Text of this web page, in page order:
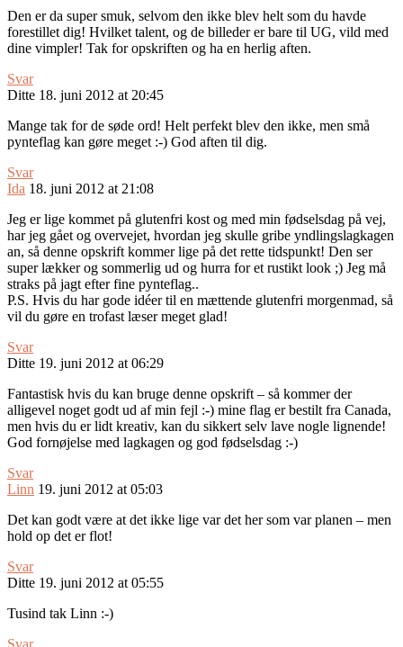
Den er da super smuk, selvom den ikke blev helt som du havde
forestillet dig! Hvilket talent, og de billeder er bare til UG, vild med
dine vimpler! Tak for opskriften og ha en herlig aften.
Svar
Ditte 18. juni 2012 at 20:45
Mange tak for de søde ord! Helt perfekt blev den ikke, men små
pynteflag kan gøre meget :-) God aften til dig.
Svar
Ida 18. juni 2012 at 21:08
Jeg er lige kommet på glutenfri kost og med min fødselsdag på vej,
har jeg gået og overvejet, hvordan jeg skulle gribe yndlingslagkagen
an, så denne opskrift kommer lige på det rette tidspunkt! Den ser
super lækker og sommerlig ud og hurra for et rustikt look ;) Jeg må
straks på jagt efter fine pynteflag..
P.S. Hvis du har gode idéer til en mættende glutenfri morgenmad, så
vil du gøre en trofast læser meget glad!
Svar
Ditte 19. juni 2012 at 06:29
Fantastisk hvis du kan bruge denne opskrift – så kommer der
alligevel noget godt ud af min fejl :-) mine flag er bestilt fra Canada,
men hvis du er lidt kreativ, kan du sikkert selv lave nogle lignende!
God fornøjelse med lagkagen og god fødselsdag :-)
Svar
Linn 19. juni 2012 at 05:03
Det kan godt være at det ikke lige var det her som var planen – men
hold op det er flot!
Svar
Ditte 19. juni 2012 at 05:55
Tusind tak Linn :-)